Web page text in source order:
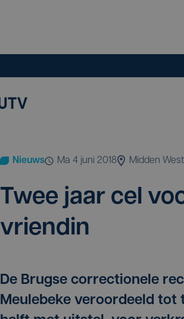
Nieuws ma 4 juni 2018 Midden
Twee jaar cel
vriendin
De Brugse correctionele
Meulebeke veroordeeld tot